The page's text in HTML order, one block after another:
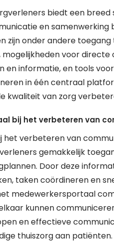
biedt een
en samenwerking
zijn onder andere
voor
en informatie, en tools
in één centraal
kwaliteit van zorg
bij het verbeteren van
verbeteren van
gemakkelijk
Door deze
taken coördineren en
medewerkersportaal
kunnen
en effectieve
thuiszorg aan patiënten.